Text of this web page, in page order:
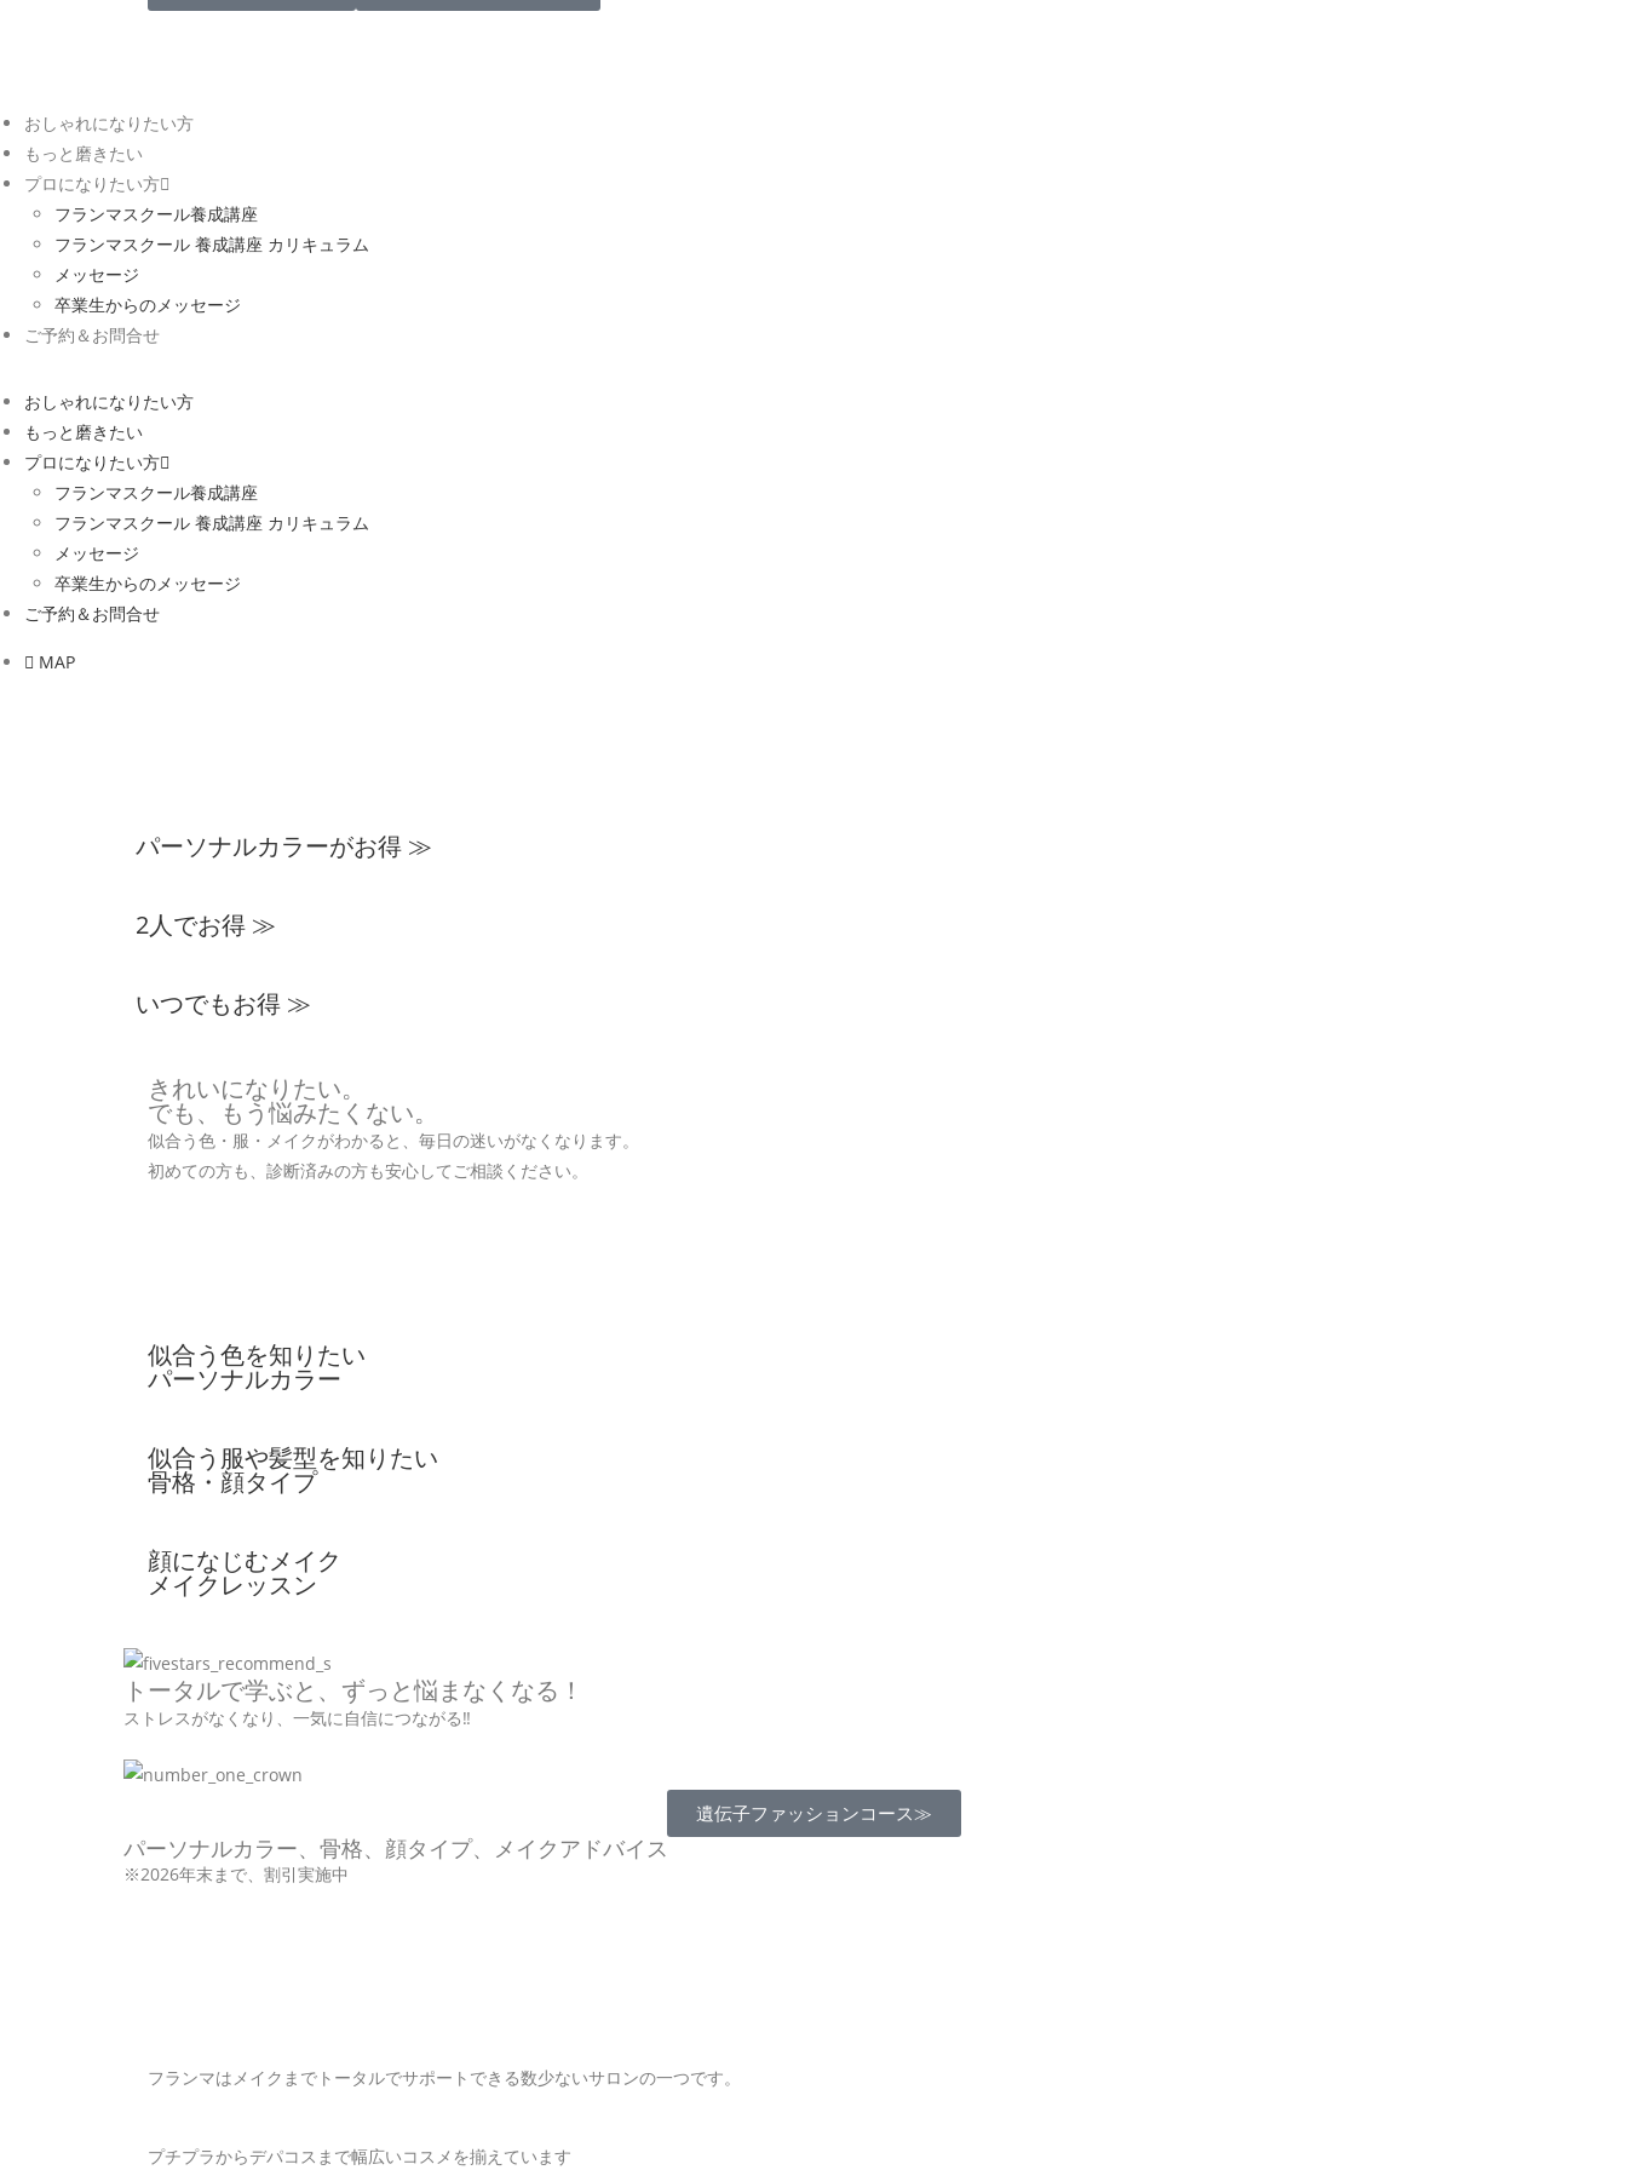
おしゃれになりたい方
もっと磨きたい
プロになりたい方
フランマスクール養成講座
フランマスクール 養成講座 カリキュラム
メッセージ
卒業生からのメッセージ
ご予約＆お問合せ
おしゃれになりたい方
もっと磨きたい
プロになりたい方
フランマスクール養成講座
フランマスクール 養成講座 カリキュラム
メッセージ
卒業生からのメッセージ
ご予約＆お問合せ
MAP
パーソナルカラーがお得 ≫
2人でお得 ≫
いつでもお得 ≫
きれいになりたい。
でも、もう悩みたくない。
似合う⾊・服・メイクがわかると、毎⽇の迷いがなくなります。
初めての⽅も、診断済みの⽅も安⼼してご相談ください。
似合う色を知りたい
パーソナルカラー
似合う服や髪型を知りたい
骨格・顔タイプ
顔になじむメイク
メイクレッスン
トータルで学ぶと、ずっと悩まなくなる！
ストレスがなくなり、⼀気に⾃信につながる‼
遺伝⼦ファッションコース≫
パーソナルカラー、⻣格、顔タイプ、メイクアドバイス
※2026年末まで、割引実施中
フランマはメイクまでトータルでサポートできる数少ないサロンの一つです。
プチプラからデパコスまで幅広いコスメを揃えています